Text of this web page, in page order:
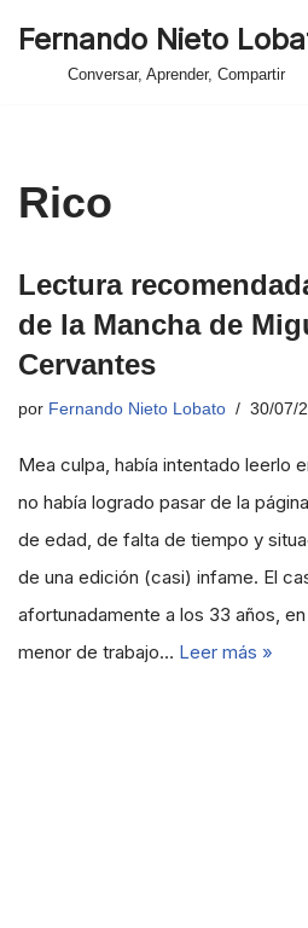
Fernando Nieto
Conversar, Aprender, Compartir
Rico
Lectura
de la Mancha de
Cervantes
por Fernando Nieto Lobato 30/07/
Mea culpa, había intentado leerlo
no había logrado pasar de la
de edad, de falta de tiempo y
de una edición (casi) infame. El
afortunadamente a los 33 años,
menor de trabajo… Leer más »